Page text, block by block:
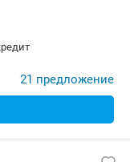
Автоматическое
21 предложение